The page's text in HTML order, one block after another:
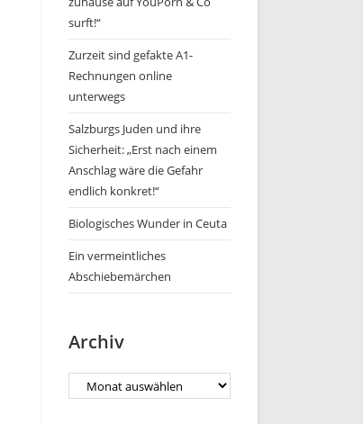
surft!“
Zurzeit sind gefakte A1-
Rechnungen online
unterwegs
Salzburgs Juden und ihre
Sicherheit: „Erst nach einem
Anschlag wäre die Gefahr
endlich konkret!“
Biologisches Wunder in Ceuta
Ein vermeintliches
Abschiebemärchen
Archiv